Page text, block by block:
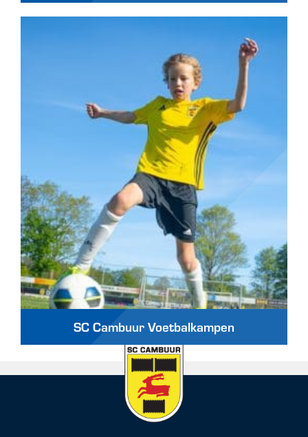
SC Cambuur Voetbalkampen